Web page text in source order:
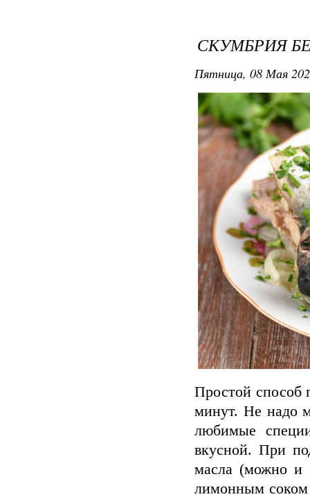
СКУМБРИЯ
Пятница, 08 Мая
Простой способ
минут. Не надо
любимые
вкусной. При
масла (можно и
лимонным